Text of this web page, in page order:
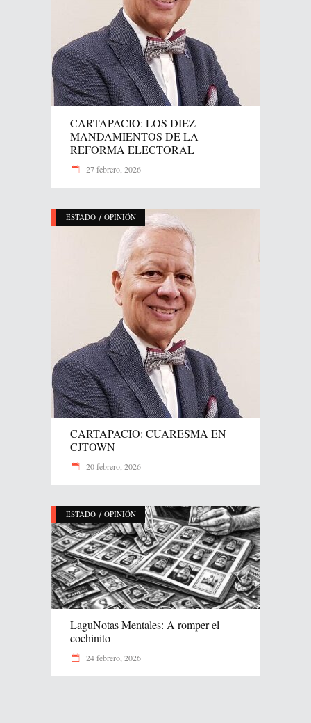
CARTAPACIO: LOS DIEZ
MANDAMIENTOS DE LA
REFORMA ELECTORAL
27 febrero, 2026
ESTADO / OPINIÓN
CARTAPACIO: CUARESMA EN
CJTOWN
20 febrero, 2026
ESTADO / OPINIÓN
LaguNotas Mentales: A romper el
cochinito
24 febrero, 2026